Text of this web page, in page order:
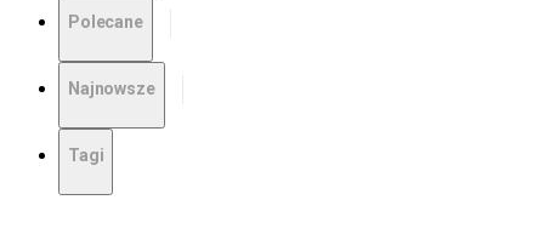
Polecane
Najnowsze
Tagi